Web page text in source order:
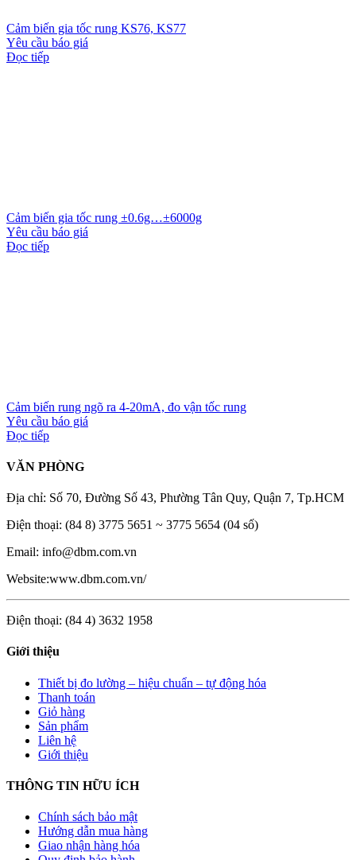
Cảm biến gia tốc rung KS76, KS77
Yêu cầu báo giá
Đọc tiếp
Cảm biến gia tốc rung ±0.6g…±6000g
Yêu cầu báo giá
Đọc tiếp
Cảm biến rung ngõ ra 4-20mA, đo vận tốc rung
Yêu cầu báo giá
Đọc tiếp
VĂN PHÒNG
Địa chỉ: Số 70, Đường Số 43, Phường Tân Quy, Quận 7, Tp.HCM
Điện thoại: (84 8) 3775 5651 ~ 3775 5654 (04 số)
Email: info@dbm.com.vn
Website:www.dbm.com.vn/
Điện thoại: (84 4) 3632 1958
Giới thiệu
Thiết bị đo lường – hiệu chuẩn – tự động hóa
Thanh toán
Giỏ hàng
Sản phẩm
Liên hệ
Giới thiệu
THÔNG TIN HỮU ÍCH
Chính sách bảo mật
Hướng dẫn mua hàng
Giao nhận hàng hóa